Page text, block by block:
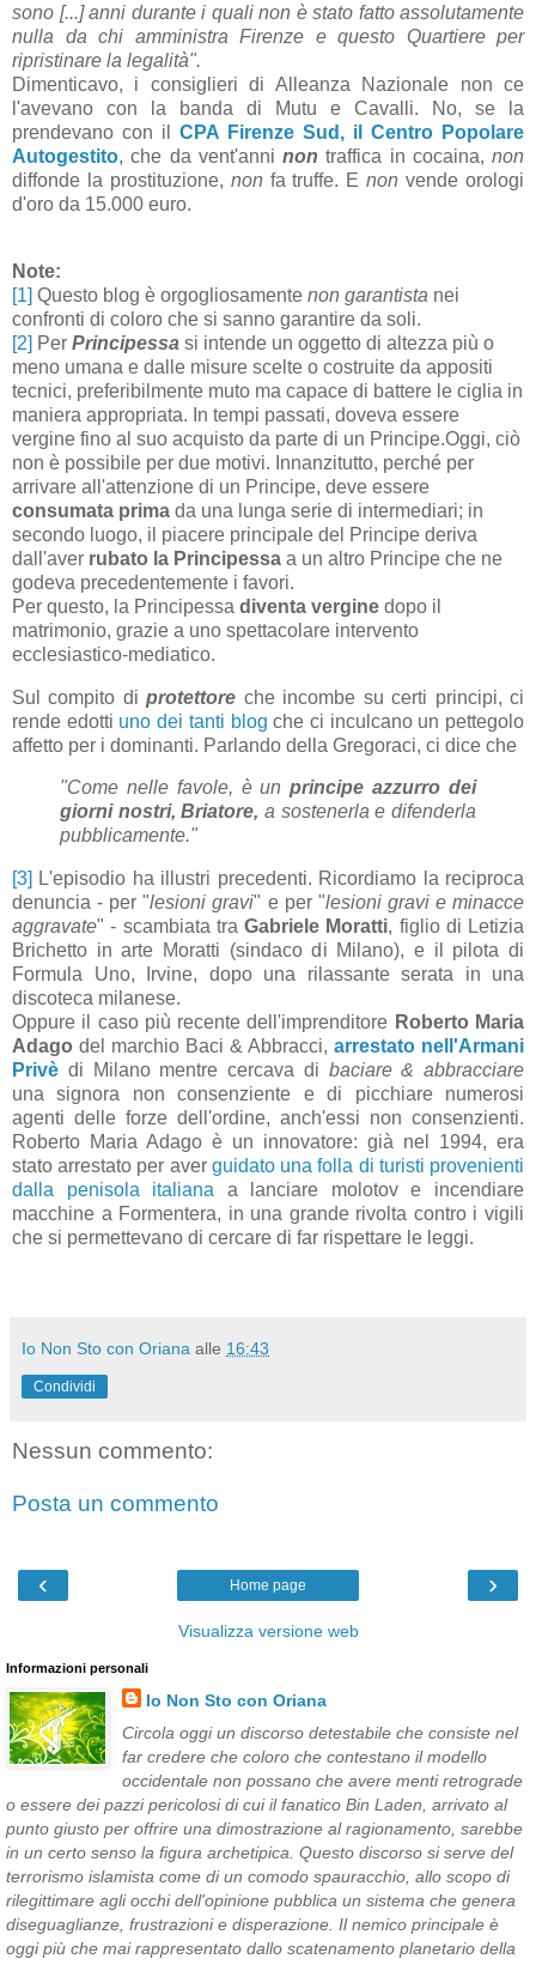
sono [...] anni durante i quali non è stato fatto assolutamente
nulla da chi amministra Firenze e questo Quartiere per
ripristinare la legalità".
Dimenticavo, i consiglieri di Alleanza Nazionale non ce
l'avevano con la banda di Mutu e Cavalli. No, se la
prendevano con il CPA Firenze Sud, il Centro Popolare
Autogestito, che da vent'anni nontraffica in cocaina, non
diffonde la prostituzione, non fa truffe. Enonvende orologi
d'oro da 15.000 euro.
Note:
[1] Questo blog è orgogliosamente non garantista nei
confronti di coloro che si sanno garantire da soli.
[2] Per Principessa si intende un oggetto di altezza più o
meno umana e dalle misure scelte o costruite da appositi
tecnici, preferibilmente muto ma capace di battere le ciglia in
maniera appropriata. In tempi passati, doveva essere
vergine fino al suo acquisto da parte di un Principe.Oggi, ciò
non è possibile per due motivi. Innanzitutto, perché per
arrivare all'attenzione di un Principe, deve essere
consumata prima da una lunga serie di intermediari; in
secondo luogo, il piacere principale del Principe deriva
dall'aver rubato la Principessa a un altro Principe che ne
godeva precedentemente i favori.
Per questo, la Principessa diventa vergine dopo il
matrimonio, grazie a uno spettacolare intervento
ecclesiastico-mediatico.
Sul compito diprotettore che incombe su certi principi, ci
rende edotti uno dei tanti blog che ci inculcano un pettegolo
affetto per i dominanti. Parlando della Gregoraci, ci dice che
"Come nelle favole, è un principe azzurro dei
giorni nostri, Briatore, a sostenerla e difenderla
pubblicamente."
[3] L'episodio ha illustri precedenti. Ricordiamo la reciproca
denuncia - per "lesioni gravi" e per "lesioni gravi e minacce
aggravate" - scambiata tra Gabriele Moratti, figlio di Letizia
Brichetto in arte Moratti (sindaco di Milano), e il pilota di
Formula Uno, Irvine, dopo una rilassante serata in una
discoteca milanese.
Oppure il caso più recente dell'imprenditore Roberto Maria
Adago del marchio Baci & Abbracci, arrestato nell'Armani
Privè di Milano mentre cercava di baciare & abbracciare
una signora non consenziente e di picchiare numerosi
agenti delle forze dell'ordine, anch'essi non consenzienti.
Roberto Maria Adago è un innovatore: già nel 1994, era
stato arrestato per aver guidato una folla di turisti provenienti
dalla penisola italiana a lanciare molotov e incendiare
macchine a Formentera, in una grande rivolta contro i vigili
che si permettevano di cercare di far rispettare le leggi.
Io Non Sto con Oriana alle 16:43
Condividi
Nessun commento:
Posta un commento
‹ ›
Home page
Visualizza versione web
Informazioni personali
Io Non Sto con Oriana
Circola oggi un discorso detestabile che consiste nel
far credere che coloro che contestano il modello
occidentale non possano che avere menti retrograde
o essere dei pazzi pericolosi di cui il fanatico Bin Laden, arrivato al
punto giusto per offrire una dimostrazione al ragionamento, sarebbe
in un certo senso la figura archetipica. Questo discorso si serve del
terrorismo islamista come di un comodo spauracchio, allo scopo di
rilegittimare agli occhi dell'opinione pubblica un sistema che genera
diseguaglianze, frustrazioni e disperazione. Il nemico principale è
oggi più che mai rappresentato dallo scatenamento planetario della